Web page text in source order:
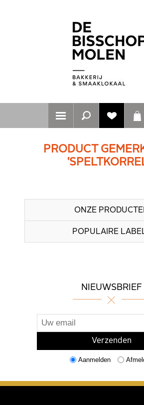
PRODUCT
ONZE
POPULAIRE
NIEUWSBRIEF
Aanmelden